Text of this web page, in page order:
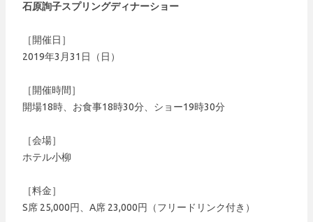
石原詢子スプリングディナーショー
［開催日］
2019年3月31日（日）
［開催時間］
開場18時、お食事18時30分、ショー19時30分
［会場］
ホテル小柳
［料金］
S席 25,000円、A席 23,000円（フリードリンク付き）